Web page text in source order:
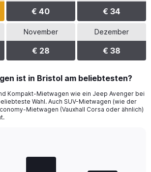
€ 40 € 34
November
€ 28
Dezember
€ 38
ist in Bristol am beliebtesten?
Kompakt-Mietwagen wie ein Jeep Avenger bei
Wahl. Auch SUV-Mietwagen (wie der
Mietwagen (Vauxhall Corsa oder ähnlich)